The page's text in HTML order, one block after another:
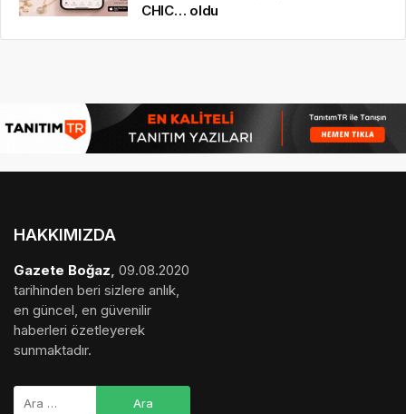
CHIC… oldu
HAKKIMIZDA
Gazete Boğaz, 09.08.2020
tarihinden beri sizlere anlık,
en güncel, en güvenilir
haberleri özetleyerek
sunmaktadır.